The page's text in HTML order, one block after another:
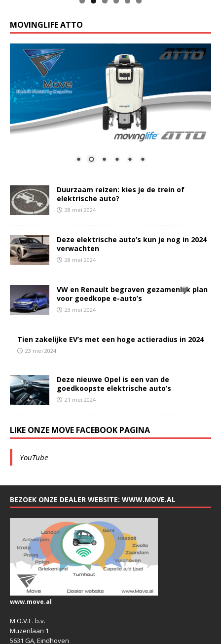
MOVINGLIFE ATTO
Duurzaam reizen: kies je de trein of
elektrische auto?
28 mei 2024
Deze elektrische auto’s kun je nog in 2024
verwachten
28 mei 2024
VW en Renault begraven gezamenlijk plan
voor goedkope e-auto’s
23 mei 2024
Tien zakelijke EV’s met een hoge actieradius in 2024
23 mei 2024
Deze nieuwe Opel is een van de
goedkoopste elektrische auto’s
21 mei 2024
LIKE ONZE MOVE FACEBOOK PAGINA
YouTube
BEZOEK ONZE DEALER WEBSITE: WWW.MOVE.AL
www.move.al
M.O.V.E. b.v.
Muzenlaan 1
5631 GA, Eindhoven